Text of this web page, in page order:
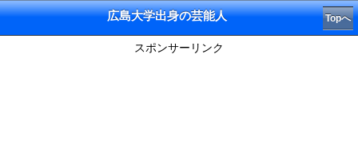
広島大学出身の芸能人 Topへ
スポンサーリンク